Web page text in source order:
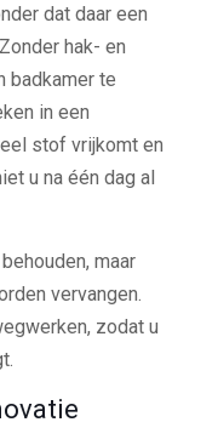
dat daar een
hak- en
badkamer te
in een
stof vrijkomt en
u na één dag al
maar
vervangen.
zodat u